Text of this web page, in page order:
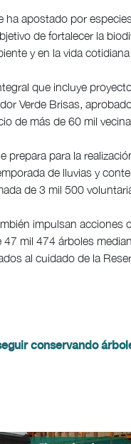
apostado por
de fortalecer la
y en la vida
que incluye
Verde Brisas,
de más de 60 mil
prepara para la
de lluvias y
de 3 mil 500
impulsan acciones
mil 474 árboles
al cuidado de la
conservando